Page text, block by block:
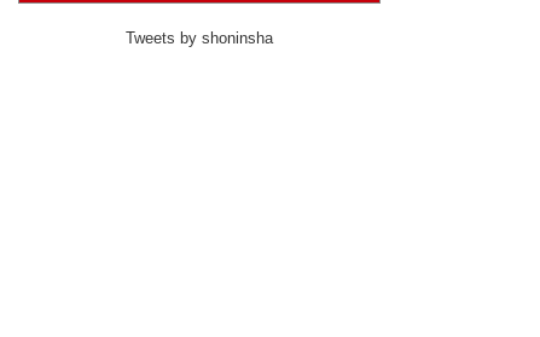
Tweets by shoninsha